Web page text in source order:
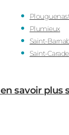
Plumieux
Saint-
Saint-
savoir plus